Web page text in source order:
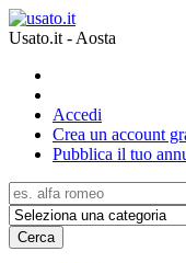
Usato.it - Aosta
Accedi
Crea un account
Pubblica il tuo
Cerca